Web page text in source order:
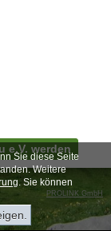
Sie diese Seite
Weitere
. Sie können
e.V. werden
PROLINK GmbH